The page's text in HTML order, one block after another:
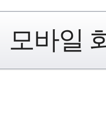
모바일